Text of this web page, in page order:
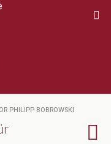
PHILIPP BOBROWSKI